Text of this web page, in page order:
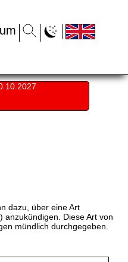
dazu, über eine Art
anzukündigen. Diese Art von
mündlich durchgegeben.